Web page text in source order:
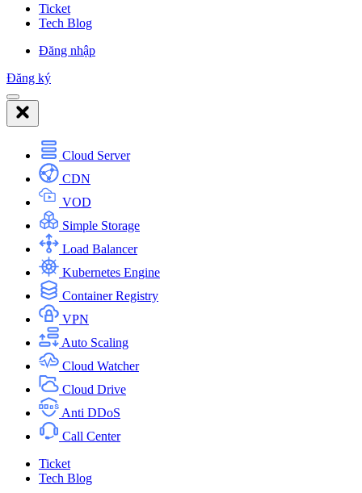
Ticket
Tech Blog
Đăng nhập
Đăng ký
Cloud Server
CDN
VOD
Simple Storage
Load Balancer
Kubernetes Engine
Container Registry
VPN
Auto Scaling
Cloud Watcher
Cloud Drive
Anti DDoS
Call Center
Ticket
Tech Blog